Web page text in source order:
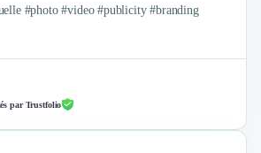
#photo #video #publicity #branding
par Trustfolio